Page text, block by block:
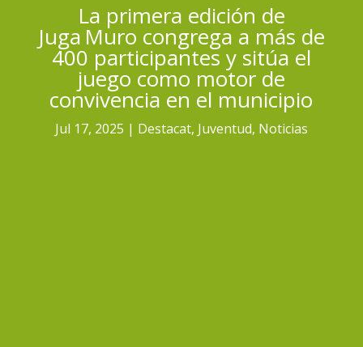
La primera edición de
Juga Muro congrega a más de
400 participantes y sitúa el
juego como motor de
convivencia en el municipio
Jul 17, 2025 Destacat, Juventud, Noticias